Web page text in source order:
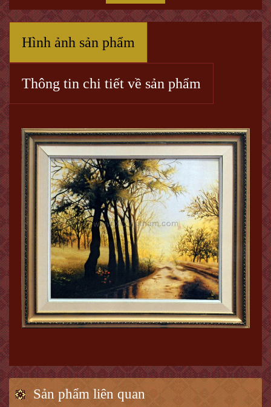
Hình ảnh sản phẩm
Thông tin chi tiết về sản phẩm
Sản phẩm liên quan